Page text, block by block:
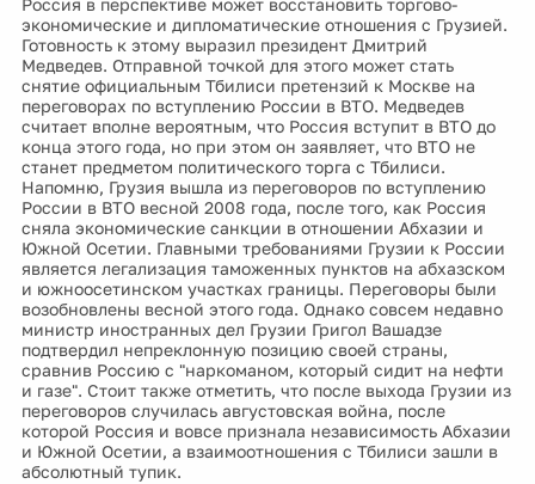
Россия в перспективе может восстановить торгово-
экономические и дипломатические отношения с Грузией.
Готовность к этому выразил президент Дмитрий
Медведев. Отправной точкой для этого может стать
снятие официальным Тбилиси претензий к Москве на
переговорах по вступлению России в ВТО. Медведев
считает вполне вероятным, что Россия вступит в ВТО до
конца этого года, но при этом он заявляет, что ВТО не
станет предметом политического торга с Тбилиси.
Напомню, Грузия вышла из переговоров по вступлению
России в ВТО весной 2008 года, после того, как Россия
сняла экономические санкции в отношении Абхазии и
Южной Осетии. Главными требованиями Грузии к России
является легализация таможенных пунктов на абхазском
и южноосетинском участках границы. Переговоры были
возобновлены весной этого года. Однако совсем недавно
министр иностранных дел Грузии Григол Вашадзе
подтвердил непреклонную позицию своей страны,
сравнив Россию с "наркоманом, который сидит на нефти
и газе". Стоит также отметить, что после выхода Грузии из
переговоров случилась августовская война, после
которой Россия и вовсе признала независимость Абхазии
и Южной Осетии, а взаимоотношения с Тбилиси зашли в
абсолютный тупик.